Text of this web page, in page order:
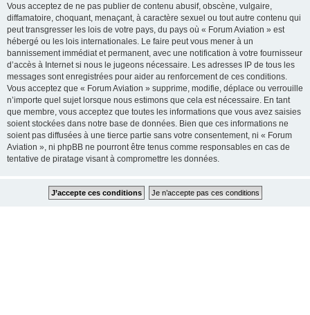
Vous acceptez de ne pas publier de contenu abusif, obscène, vulgaire,
diffamatoire, choquant, menaçant, à caractère sexuel ou tout autre contenu qui
peut transgresser les lois de votre pays, du pays où « Forum Aviation » est
hébergé ou les lois internationales. Le faire peut vous mener à un
bannissement immédiat et permanent, avec une notification à votre fournisseur
d’accès à Internet si nous le jugeons nécessaire. Les adresses IP de tous les
messages sont enregistrées pour aider au renforcement de ces conditions.
Vous acceptez que « Forum Aviation » supprime, modifie, déplace ou verrouille
n’importe quel sujet lorsque nous estimons que cela est nécessaire. En tant
que membre, vous acceptez que toutes les informations que vous avez saisies
soient stockées dans notre base de données. Bien que ces informations ne
soient pas diffusées à une tierce partie sans votre consentement, ni « Forum
Aviation », ni phpBB ne pourront être tenus comme responsables en cas de
tentative de piratage visant à compromettre les données.